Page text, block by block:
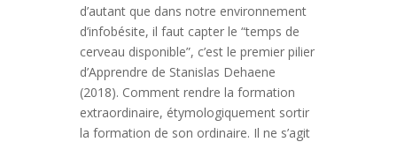
d’autant que dans notre environnement
d’infobésite, il faut capter le “temps de
cerveau disponible”, c’est le premier pilier
d’Apprendre de Stanislas Dehaene
(2018). Comment rendre la formation
extraordinaire, étymologiquement sortir
la formation de son ordinaire. Il ne s’agit